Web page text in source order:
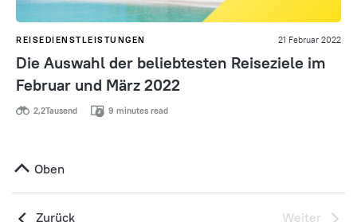
REISEDIENSTLEISTUNGEN 21 Februar 2022
Die Auswahl der beliebtesten Reiseziele im
Februar und März 2022
2,2Tausend 9 minutes read
Oben
Zurück Weiter